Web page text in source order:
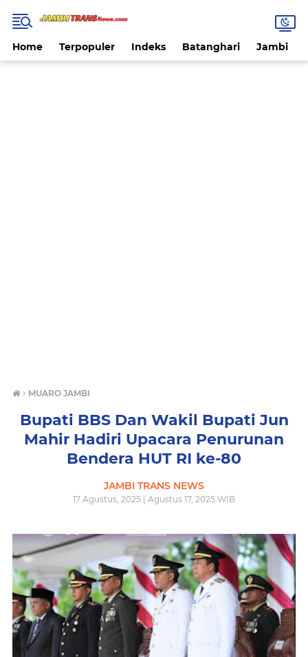
Home Terpopuler Indeks Batanghari Jambi
› MUARO JAMBI
Bupati BBS Dan Wakil Bupati Jun
Mahir Hadiri Upacara Penurunan
Bendera HUT RI ke-80
JAMBI TRANS NEWS
17 Agustus, 2025 | Agustus 17, 2025 WIB